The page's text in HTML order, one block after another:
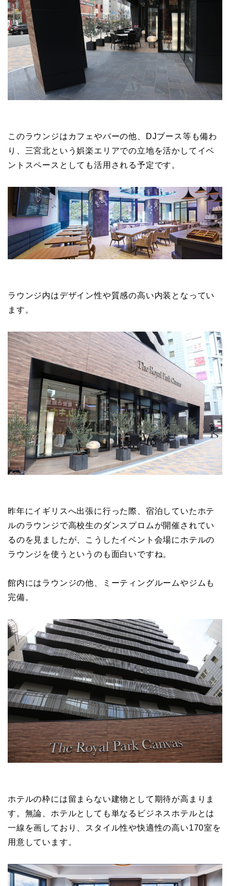
このラウンジはカフェやバーの他、DJブース等も備わ
り、三宮北という娯楽エリアでの立地を活かしてイベ
ントスペースとしても活用される予定です。
ラウンジ内はデザイン性や質感の高い内装となってい
ます。
昨年にイギリスへ出張に行った際、宿泊していたホテ
ルのラウンジで高校生のダンスプロムが開催されてい
るのを見ましたが、こうしたイベント会場にホテルの
ラウンジを使うというのも面白いですね。
館内にはラウンジの他、ミーティングルームやジムも
完備。
ホテルの枠には留まらない建物として期待が高まりま
す。無論、ホテルとしても単なるビジネスホテルとは
一線を画しており、スタイル性や快適性の高い170室を
用意しています。